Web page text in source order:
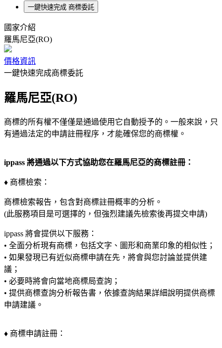
一鍵快速完成 商標委託
國家介紹
羅馬尼亞(RO)
價格資訊
一鍵快速完成商標委託
羅馬尼亞(RO)
商標的所有權不僅僅是通過使用它自動授予的。一般來說，只
有通過法定的申請註冊程序，才能確保您的商標權。
ippass 將通過以下方式協助您在羅馬尼亞的商標註冊：
♦ 商標檢索：
商標檢索報告，包含對商標註冊概率的分析。
(此服務項目是可選擇的，但強烈建議先檢索後再提交申請)
ippass 將會提供以下服務：
• 全面分析現有商標，包括文字、圖形和商業印象的相似性；
• 如果發現已有近似商標申請在先，將會與您討論並提供建
議；
• 必要時將會向當地商標局查詢；
• 提供商標查詢分析報告書，依據查詢結果詳細說明提供商標
申請建議。
♦ 商標申請註冊：